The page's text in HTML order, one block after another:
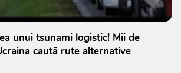
unui tsunami logistic! Mii de
caută rute alternative